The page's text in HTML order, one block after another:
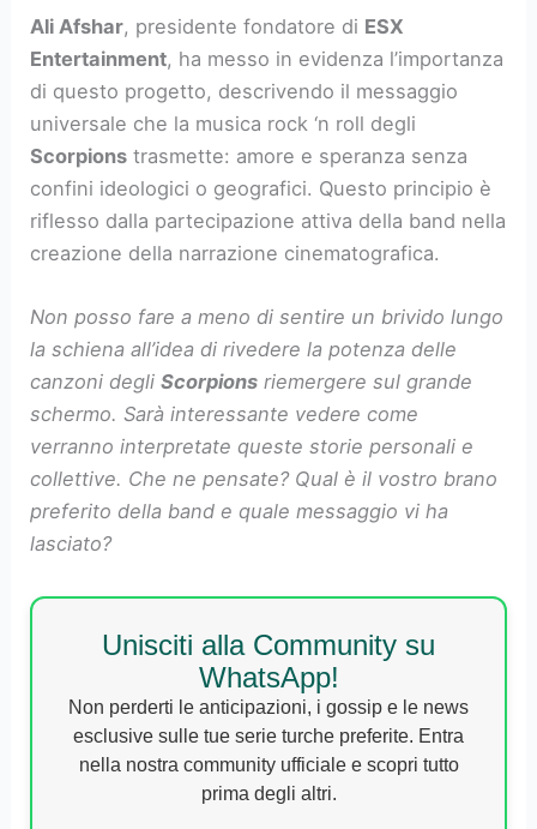
Ali Afshar, presidente fondatore di ESX
Entertainment, ha messo in evidenza l’importanza
di questo progetto, descrivendo il messaggio
universale che la musica rock ‘n roll degli
Scorpions trasmette: amore e speranza senza
confini ideologici o geografici. Questo principio è
riflesso dalla partecipazione attiva della band nella
creazione della narrazione cinematografica.
Non posso fare a meno di sentire un brivido lungo
la schiena all’idea di rivedere la potenza delle
canzoni degliScorpions riemergere sul grande
schermo. Sarà interessante vedere come
verranno interpretate queste storie personali e
collettive. Che ne pensate? Qual è il vostro brano
preferito della band e quale messaggio vi ha
lasciato?
Unisciti alla Community su
WhatsApp!
Non perderti le anticipazioni, i gossip e le news
esclusive sulle tue serie turche preferite. Entra
nella nostra community ufficiale e scopri tutto
prima degli altri.